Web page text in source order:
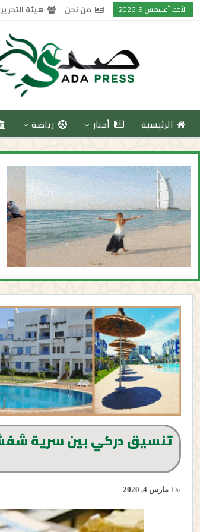
الأحد, أغسطس 9, 2026 من نحن هيئة التحرير
الرئيسية أخبار رياضة
On مارس 4, 2020